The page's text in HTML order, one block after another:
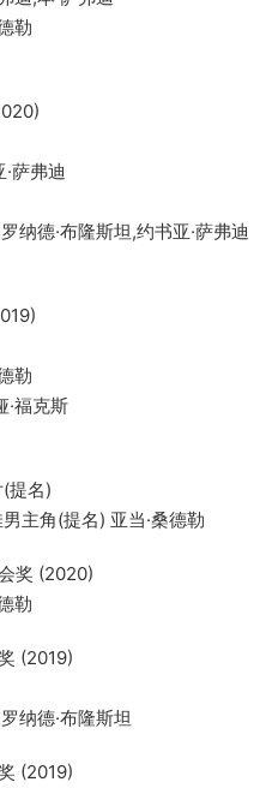
勒
萨弗迪
德·布隆斯坦,约书亚·萨弗迪
勒
福克斯
名)
角(提名) 亚当·桑德勒
奖 (2020)
勒
(2019)
纳德·布隆斯坦
(2019)